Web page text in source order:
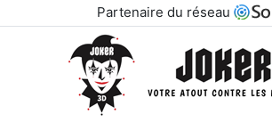
Partenaire du réseau